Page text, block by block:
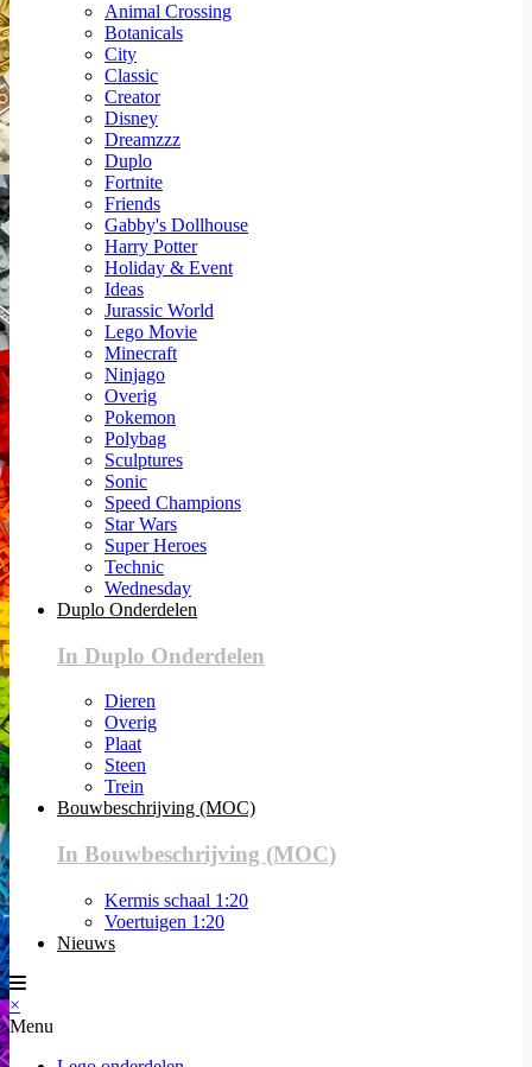
Animal Crossing
Botanicals
City
Classic
Creator
Disney
Dreamzzz
Duplo
Fortnite
Friends
Gabby's Dollhouse
Harry Potter
Holiday & Event
Ideas
Jurassic World
Lego Movie
Minecraft
Ninjago
Overig
Pokemon
Polybag
Sculptures
Sonic
Speed Champions
Star Wars
Super Heroes
Technic
Wednesday
Duplo Onderdelen
In Duplo Onderdelen
Dieren
Overig
Plaat
Steen
Trein
Bouwbeschrijving (MOC)
In Bouwbeschrijving (MOC)
Kermis schaal 1:20
Voertuigen 1:20
Nieuws
×
Menu